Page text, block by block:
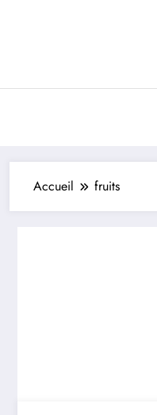
Accueil fruits